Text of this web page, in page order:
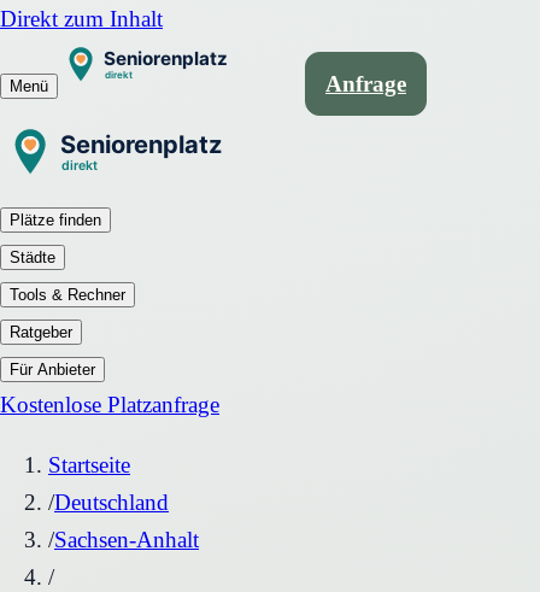
Direkt zum Inhalt
Menü Anfrage
Plätze finden
Städte
Tools & Rechner
Ratgeber
Für Anbieter
Kostenlose Platzanfrage
Startseite
/Deutschland
/Sachsen-Anhalt
/